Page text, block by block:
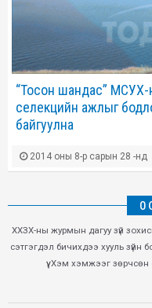
“Тосон шандас” МСУХ-
селекцийн ажлыг
байгуулна
2014 оны 8-р сарын 28 -нд
0
ХХЗХ-ны журмын дагуу зүй
сэтгэгдэл бичихдээ хууль зүйн
үү. Хэм хэмжээг